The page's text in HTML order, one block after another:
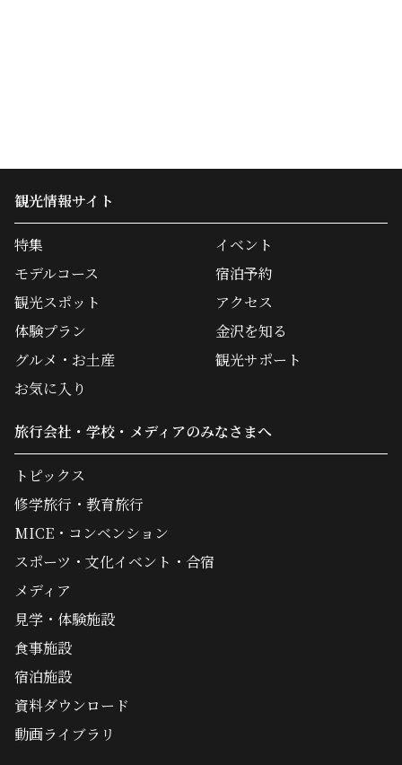
観光情報サイト
特集
モデルコース
観光スポット
体験プラン
グルメ・お土産
イベント
宿泊予約
アクセス
金沢を知る
観光サポート
お気に入り
旅行会社・学校・メディアのみなさまへ
トピックス
修学旅行・教育旅行
MICE・コンベンション
スポーツ・文化イベント・合宿
メディア
見学・体験施設
食事施設
宿泊施設
資料ダウンロード
動画ライブラリ